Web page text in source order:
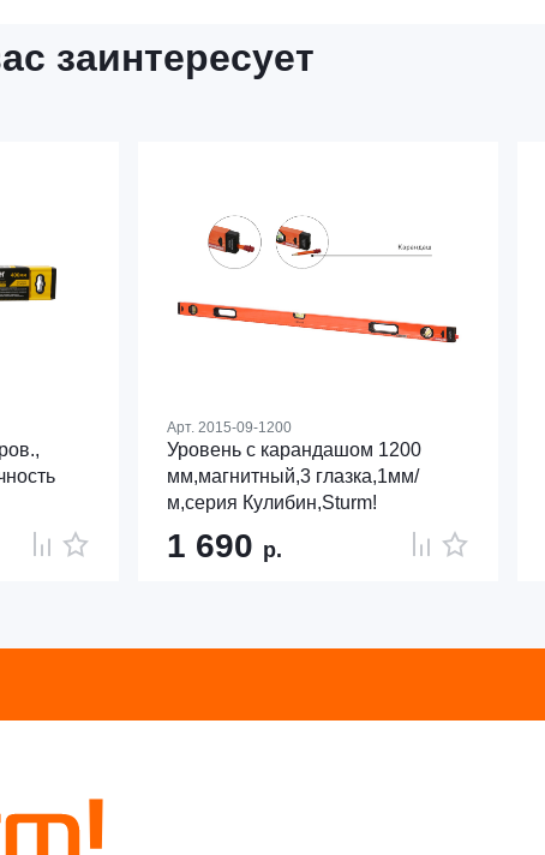
заинтересует
Арт.2015-09-1200
Уровень с карандашом 1200
мм,магнитный,3 глазка,1мм/
м,серия Кулибин,Sturm!
1 690 р.